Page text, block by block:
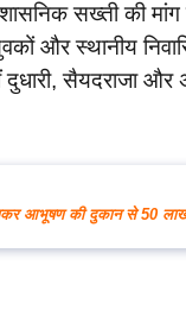
सख्ती की
और स्थानीय
दुधारी, सैयदराजा
आभूषण की दुकान से 50